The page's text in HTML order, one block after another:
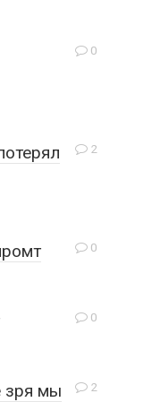
0
2
0
0
2
зря мы